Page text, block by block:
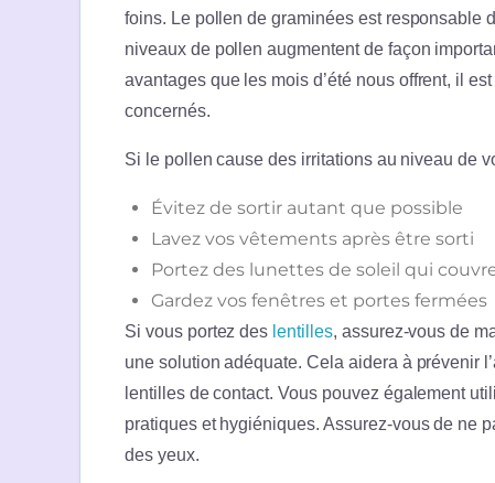
foins. Le pollen de graminées est responsable
niveaux de pollen augmentent de façon
avantages que les mois d’été nous offrent, il
concernés.
Si le pollen cause des irritations au niveau de
Évitez de sortir autant que possible
Lavez vos vêtements après être sorti
Portez des lunettes de soleil qui
Gardez vos fenêtres et portes fermées
Si vous portez des lentilles, assurez-vous de
une solution adéquate. Cela aidera à prévenir
lentilles de contact. Vous pouvez également
pratiques et hygiéniques. Assurez-vous de ne
des yeux.